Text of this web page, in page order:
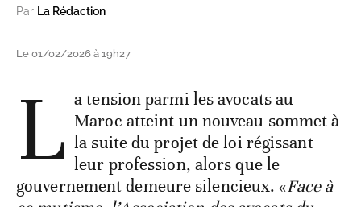
Par La Rédaction
Le 01/02/2026 à 19h27
L a tension parmi les avocats au
Maroc atteint un nouveau sommet à
la suite du projet de loi régissant
leur profession, alors que le
gouvernement demeure silencieux. «Face à